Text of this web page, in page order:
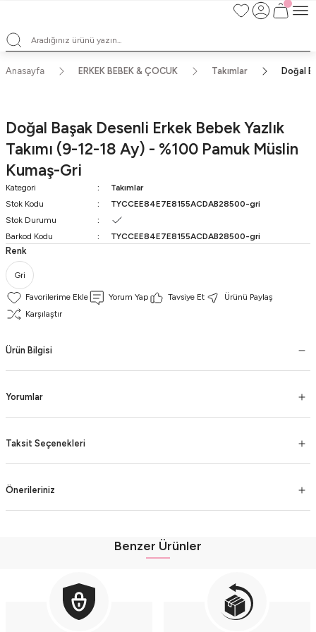
Satışlarımız Toptandır !. Minumum 20 Seridir !. Toptan Fiyatları Görebilmek
Satışlarımız Toptandır !. Minumum 20 Seridir !. Toptan Fiyatları Görebilmek
İçin Üye Olunuz !.
İçin Üye Olunuz !.
Anasayfa ERKEK BEBEK & ÇOCUK Takımlar Doğal
Doğal Başak Desenli Erkek Bebek Yazlık
Takımı (9-12-18 Ay) - %100 Pamuk Müslin
Kumaş-Gri
Kategori
Takımlar
Stok Kodu
TYCCEE84E7E8155ACDAB28500-gri
Stok Durumu
Barkod Kodu
TYCCEE84E7E8155ACDAB28500-gri
Renk
Gri
Yorum Yap Tavsiye Et
Ürünü Paylaş
Karşılaştır
Ürün Bilgisi
Yorumlar
Taksit Seçenekleri
Önerileriniz
Benzer Ürünler
Organik %100 Pamuk Ayıcık Baskılı Kapüşonlu Bebek Body Takımı (9-12-